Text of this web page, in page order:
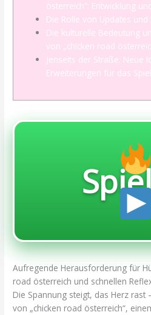
österreich“: Entwicklung
Die Rolle von Updates
Die kulturelle Bedeutung
von „chicken road
Jenseits der Straße: Neue
Erweiterungen für das
Aufregende Herausforderung für
road österreich und schnellen
Die Spannung steigt, das Herz
von „chicken road österreich“,